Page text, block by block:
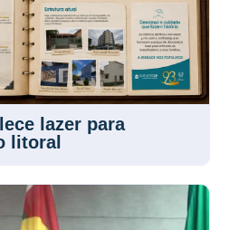
lazer para
litoral